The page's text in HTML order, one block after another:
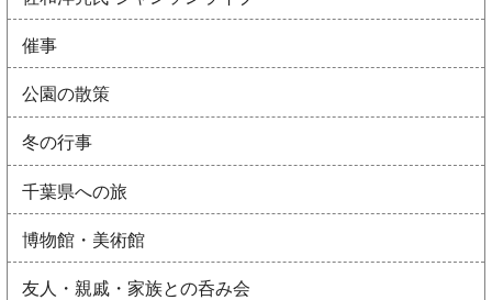
催事
公園の散策
冬の行事
千葉県への旅
博物館・美術館
友人・親戚・家族との呑み会